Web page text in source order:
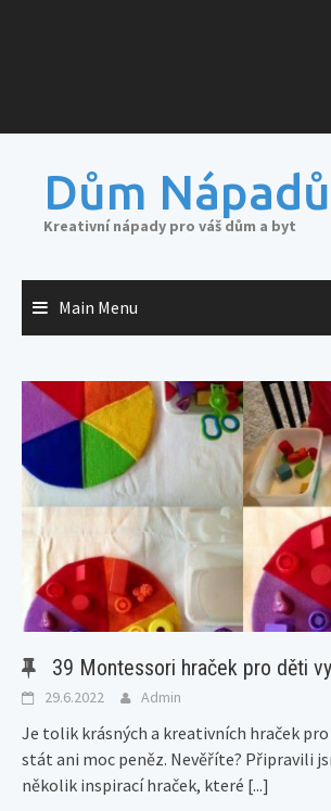
Dům Nápadů
Kreativní nápady pro váš dům a byt
Main Menu
39 Montessori hraček pro děti
29.6.2022 Admin
Je tolik krásných a kreativních hraček
stát ani moc peněz. Nevěříte? Připravili
několik inspirací hraček, které [...]